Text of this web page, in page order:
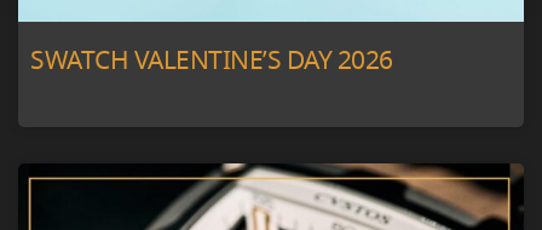
SWATCH VALENTINE’S DAY 2026